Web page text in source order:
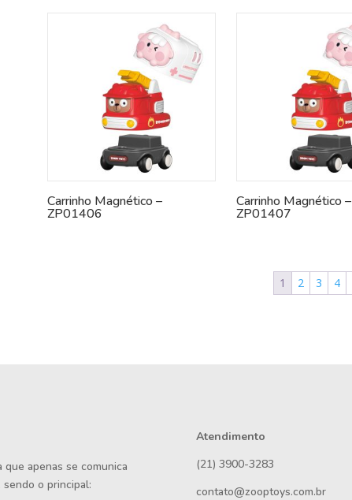
Carrinho Magnético –
ZP01406
Carrinho Magnético –
ZP01407
1 2 3 4
apenas se comunica
o principal:
Atendimento
(21) 3900-3283
contato@zooptoys.com.br